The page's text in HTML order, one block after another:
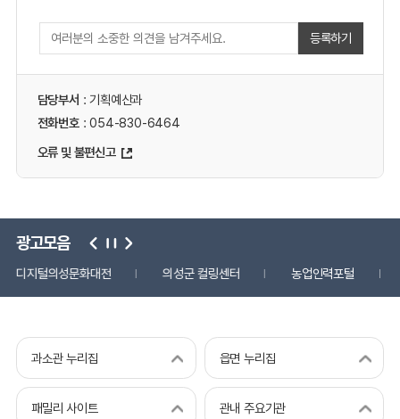
등록하기
담당부서 : 기획예산과
전화번호: 054-830-6464
오류 및 불편신고
광고모음
디지털의성문화대전 의성군 컬링센터 농업인력포털
과소관 누리집 읍면 누리집
패밀리 사이트 관내 주요기관